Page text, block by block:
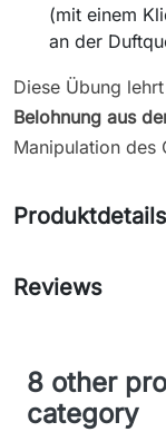
(mit einem
an der
Diese Übung
Belohnung aus
Manipulation des
Produktdetails
Reviews
8 other
category